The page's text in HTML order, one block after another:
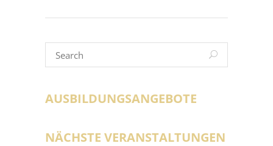
AUSBILDUNGSANGEBOTE
NÄCHSTE VERANSTALTUNGEN